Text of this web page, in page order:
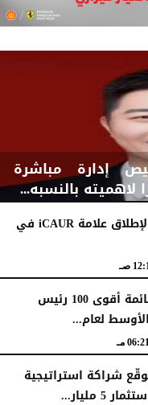
إدارة مباشرة
بالنسبه...
جي بي أوتو تستعد لإطلاق علامة iCAUR في
صـ
أنكوش أرورا ضمن قائمة أقوى 100 رئيس
لعام...
06:21 مـ
شراكة استراتيجية
مليار...